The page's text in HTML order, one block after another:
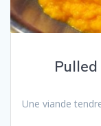
Une viande